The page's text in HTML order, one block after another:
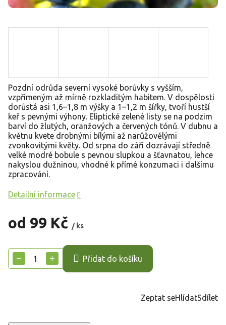
od 99 Kč / ks
cena:
+
− Přidat do košíku
Pozdní odrůda severní vysoké borůvky s vyšším,
vzpřímeným až mírně rozkladitým habitem. V dospělosti
dorůstá asi 1,6–1,8 m výšky a 1–1,2 m šířky, tvoří hustší
keř s pevnými výhony. Eliptické zelené listy se na podzim
barví do žlutých, oranžových a červených tónů. V dubnu a
květnu kvete drobnými bílými až narůžovělými
zvonkovitými květy. Od srpna do září dozrávají středně
velké modré bobule s pevnou slupkou a šťavnatou, lehce
nakyslou dužninou, vhodné k přímé konzumaci i dalšímu
zpracování.
Detailní informace
Zeptat seHlídatSdílet